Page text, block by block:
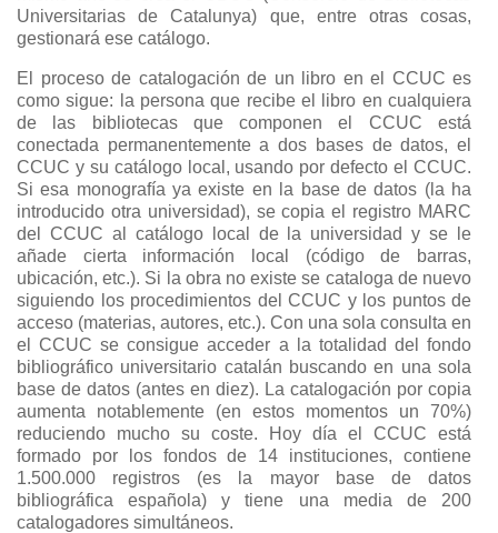
Universitarias de Catalunya) que, entre otras cosas,
gestionará ese catálogo.
El proceso de catalogación de un libro en el CCUC es
como sigue: la persona que recibe el libro en cualquiera
de las bibliotecas que componen el CCUC está
conectada permanentemente a dos bases de datos, el
CCUC y su catálogo local, usando por defecto el CCUC.
Si esa monografía ya existe en la base de datos (la ha
introducido otra universidad), se copia el registro MARC
del CCUC al catálogo local de la universidad y se le
añade cierta información local (código de barras,
ubicación, etc.). Si la obra no existe se cataloga de nuevo
siguiendo los procedimientos del CCUC y los puntos de
acceso (materias, autores, etc.). Con una sola consulta en
el CCUC se consigue acceder a la totalidad del fondo
bibliográfico universitario catalán buscando en una sola
base de datos (antes en diez). La catalogación por copia
aumenta notablemente (en estos momentos un 70%)
reduciendo mucho su coste. Hoy día el CCUC está
formado por los fondos de 14 instituciones, contiene
1.500.000 registros (es la mayor base de datos
bibliográfica española) y tiene una media de 200
catalogadores simultáneos.